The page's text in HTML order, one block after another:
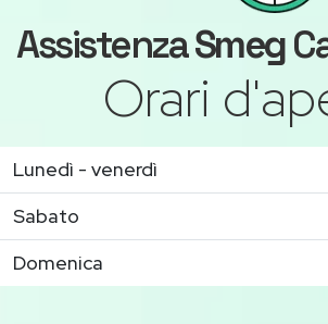
AssistenzaSmeg
Orari
Lunedì - venerdì
Sabato
Domenica